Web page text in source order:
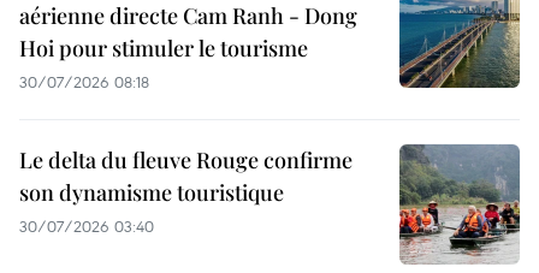
aérienne directe Cam Ranh - Dong
Hoi pour stimuler le tourisme
30/07/2026 08:18
Le delta du fleuve Rouge confirme
son dynamisme touristique
30/07/2026 03:40